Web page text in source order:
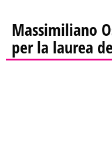
Massimiliano
per la laurea